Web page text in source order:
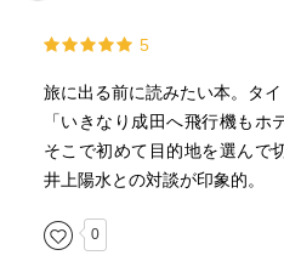
5
旅に出る前に読みたい本。タイ
「いきなり成田へ飛行機もホ
そこで初めて目的地を選んで
井上陽水との対談が印象的。
0